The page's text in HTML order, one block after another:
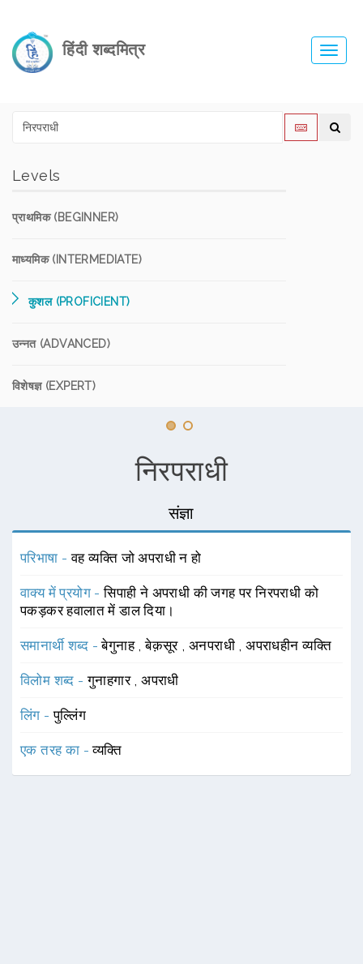
हिंदी शब्दमित्र
Levels
प्राथमिक (BEGINNER)
माध्यमिक (INTERMEDIATE)
कुशल (PROFICIENT)
उन्नत (ADVANCED)
विशेषज्ञ (EXPERT)
निरपराधी
संज्ञा
परिभाषा -वह व्यक्ति जो अपराधी न हो
वाक्य में प्रयोग -सिपाही ने अपराधी की जगह पर निरपराधी को
पकड़कर हवालात में डाल दिया।
समानार्थी शब्द -बेगुनाह ,बेक़सूर ,अनपराधी ,अपराधहीन व्यक्ति
विलोम शब्द -गुनाहगार ,अपराधी
लिंग -पुल्लिंग
एक तरह का -व्यक्ति